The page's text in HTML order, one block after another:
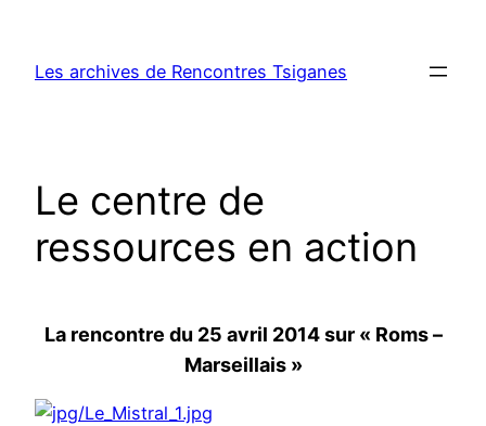
contenu
Les archives de Rencontres Tsiganes
Le centre de
ressources en action
La rencontre du 25 avril 2014 sur « Roms –
Marseillais »